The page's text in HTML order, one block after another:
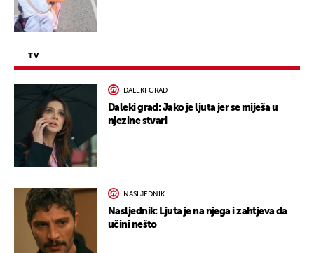
TV
DALEKI GRAD
Daleki grad: Jako je ljuta jer se miješa u
njezine stvari
NASLJEDNIK
Nasljednik: Ljuta je na njega i zahtjeva da
učini nešto